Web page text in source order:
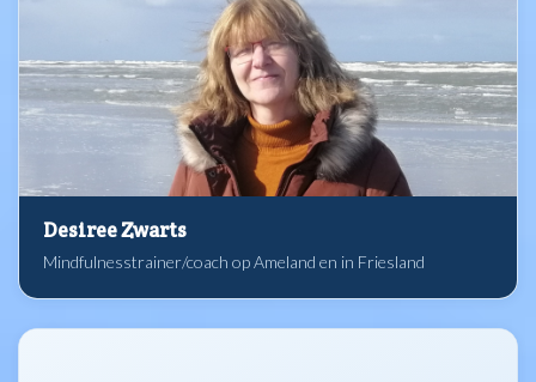
Desiree Zwarts
Mindfulnesstrainer/coach op Ameland en in Friesland